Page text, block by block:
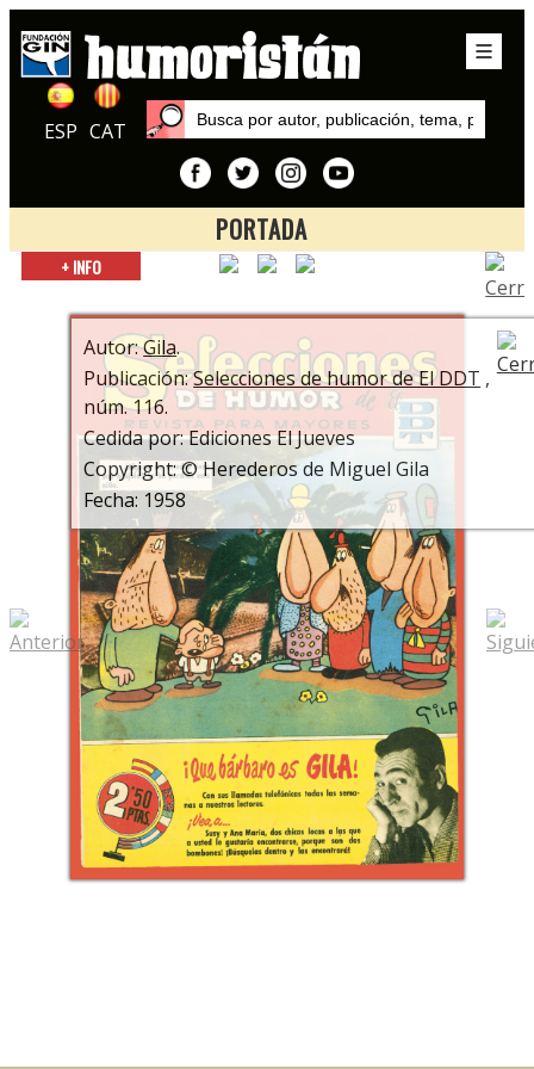
ESP CAT
PORTADA
Inicio
Selecciones de humor de El DDT
+ INFO
Autor:Gila.
Publicación:Selecciones de humor de El DDT ,
núm. 116.
Cedida por: Ediciones El Jueves
Copyright: © Herederos de Miguel Gila
Fecha: 1958